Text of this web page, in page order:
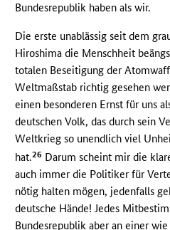
Bundesrepublik haben als wir.
Die erste unablässig seit dem
Hiroshima die Menschheit
totalen Beseitigung der
Weltmaßstab richtig gesehen
einen besonderen Ernst für uns
deutschen Volk, das durch sein
Weltkrieg so unendlich viel
hat.26 Darum scheint mir die
auch immer die Politiker für
nötig halten mögen, jedenfalls
deutsche Hände! Jedes
Bundesrepublik aber an einer